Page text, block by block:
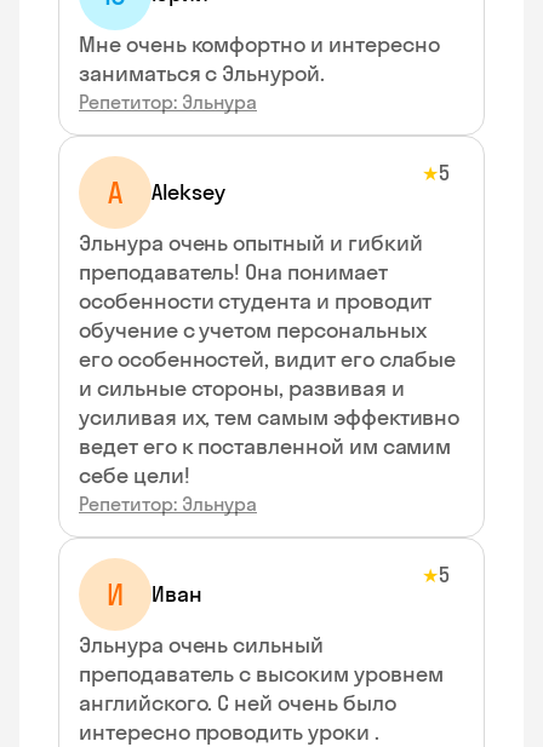
Мне очень комфортно и интересно
заниматься с Эльнурой.
Репетитор: Эльнура
A Aleksey
★5
Эльнура очень опытный и гибкий
преподаватель! Она понимает
особенности студента и проводит
обучение с учетом персональных
его особенностей, видит его слабые
и сильные стороны, развивая и
усиливая их, тем самым эффективно
ведет его к поставленной им самим
себе цели!
Репетитор: Эльнура
И Иван
★5
Эльнура очень сильный
преподаватель с высоким уровнем
английского. С ней очень было
интересно проводить уроки .